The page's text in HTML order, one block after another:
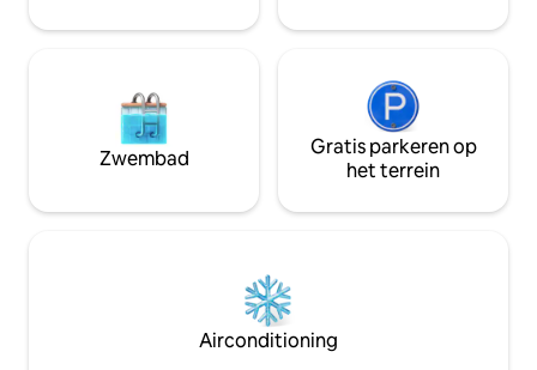
Zwembad
Gratis parkeren op
het terrein
Airconditioning